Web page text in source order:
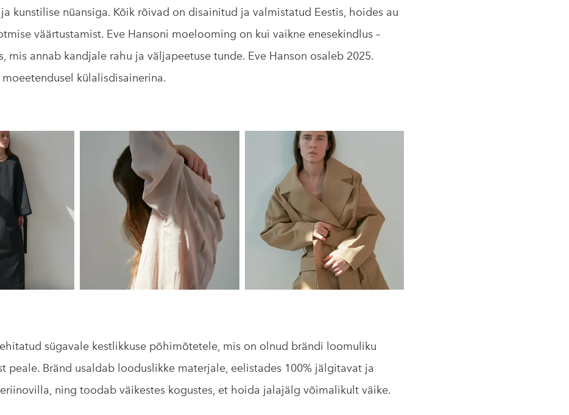
kunstilise nüansiga. Kõik rõivad on disainitud ja valmistatud Eestis, hoides au
väärtustamist. Eve Hansoni moelooming on kui vaikne enesekindlus –
mis annab kandjale rahu ja väljapeetuse tunde. Eve Hanson osaleb 2025.
külalisdisainerina.
sügavale kestlikkuse põhimõtetele, mis on olnud brändi loomuliku
peale. Bränd usaldab looduslikke materjale, eelistades 100% jälgitavat ja
ning toodab väikestes kogustes, et hoida jalajälg võimalikult väike.